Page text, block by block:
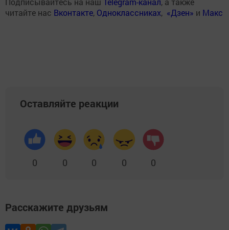
читайте нас Вконтакте, Одноклассниках, «Дзен» и Макс
Оставляйте реакции
0 0 0 0 0
Расскажите друзьям